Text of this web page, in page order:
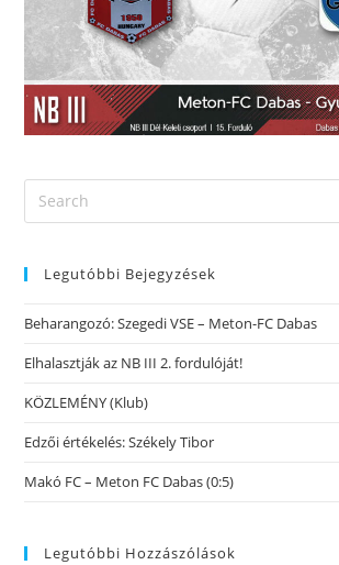
Legutóbbi Bejegyzések
Beharangozó: Szegedi VSE – Meton-FC Dabas
Elhalasztják az NB III 2. fordulóját!
KÖZLEMÉNY (Klub)
Edzői értékelés: Székely Tibor
Makó FC – Meton FC Dabas (0:5)
Legutóbbi Hozzászólások